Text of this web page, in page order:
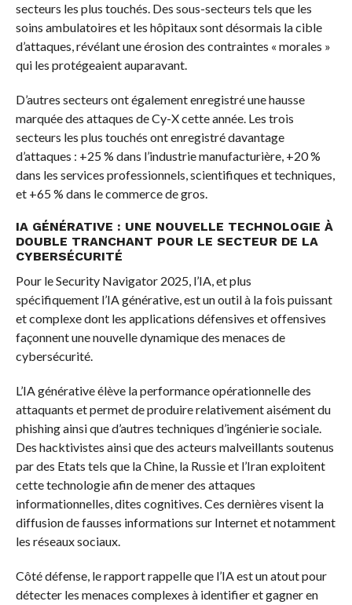
secteurs les plus touchés. Des sous-secteurs tels que les
soins ambulatoires et les hôpitaux sont désormais la cible
d’attaques, révélant une érosion des contraintes « morales »
qui les protégeaient auparavant.
D’autres secteurs ont également enregistré une hausse
marquée des attaques de Cy-X cette année. Les trois
secteurs les plus touchés ont enregistré davantage
d’attaques : +25 % dans l’industrie manufacturière, +20 %
dans les services professionnels, scientifiques et techniques,
et +65 % dans le commerce de gros.
IA GÉNÉRATIVE : UNE NOUVELLE TECHNOLOGIE À
DOUBLE TRANCHANT POUR LE SECTEUR DE LA
CYBERSÉCURITÉ
Pour le Security Navigator 2025, l’IA, et plus
spécifiquement l’IA générative, est un outil à la fois puissant
et complexe dont les applications défensives et offensives
façonnent une nouvelle dynamique des menaces de
cybersécurité.
L’IA générative élève la performance opérationnelle des
attaquants et permet de produire relativement aisément du
phishing ainsi que d’autres techniques d’ingénierie sociale.
Des hacktivistes ainsi que des acteurs malveillants soutenus
par des Etats tels que la Chine, la Russie et l’Iran exploitent
cette technologie afin de mener des attaques
informationnelles, dites cognitives. Ces dernières visent la
diffusion de fausses informations sur Internet et notamment
les réseaux sociaux.
Côté défense, le rapport rappelle que l’IA est un atout pour
détecter les menaces complexes à identifier et gagner en